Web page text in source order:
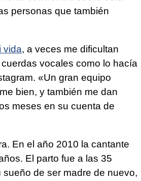
personas que también
vida, a veces me dificultan
vocales como lo hacía
«Un gran equipo
bien, y también me dan
meses en su cuenta de
En el año 2010 la cantante
El parto fue a las 35
de ser madre de nuevo,